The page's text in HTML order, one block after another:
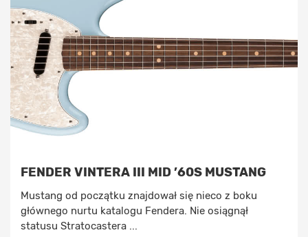
FENDER VINTERA III MID ’60S MUSTANG
Mustang od początku znajdował się nieco z boku
głównego nurtu katalogu Fendera. Nie osiągnął
statusu Stratocastera ...